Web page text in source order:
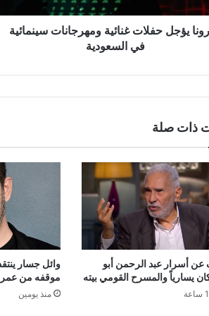
يؤجل حفلات غنائية ومهرجانات سينمائية
في السعودية
ذات صلة
أسرار عبد الرحمن أبو
يسارياً والمسرح القومي بيته
وائل جسار
موقفه من
منذ يومين